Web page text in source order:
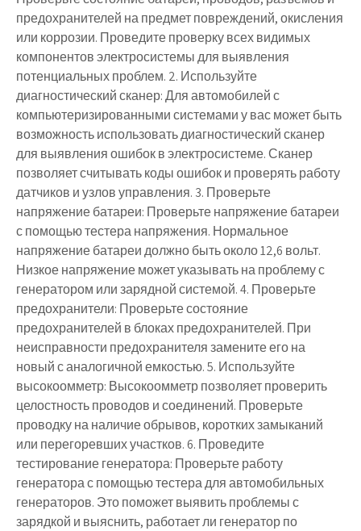
предохранителей на предмет повреждений, окисления
или коррозии. Проведите проверку всех видимых
компонентов электросистемы для выявления
потенциальных проблем. 2. Используйте
диагностический сканер: Для автомобилей с
компьютеризированными системами у вас может быть
возможность использовать диагностический сканер
для выявления ошибок в электросистеме. Сканер
позволяет считывать коды ошибок и проверять работу
датчиков и узлов управления. 3. Проверьте
напряжение батареи: Проверьте напряжение батареи
с помощью тестера напряжения. Нормальное
напряжение батареи должно быть около 12,6 вольт.
Низкое напряжение может указывать на проблему с
генератором или зарядной системой. 4. Проверьте
предохранители: Проверьте состояние
предохранителей в блоках предохранителей. При
неисправности предохранителя замените его на
новый с аналогичной емкостью. 5. Используйте
высокоомметр: Высокоомметр позволяет проверить
целостность проводов и соединений. Проверьте
проводку на наличие обрывов, коротких замыканий
или перегоревших участков. 6. Проведите
тестирование генератора: Проверьте работу
генератора с помощью тестера для автомобильных
генераторов. Это поможет выявить проблемы с
зарядкой и выяснить, работает ли генератор по